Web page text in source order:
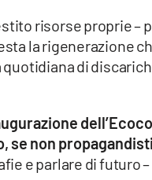
risorse proprie –
la rigenerazione
di
se non
e parlare di futuro